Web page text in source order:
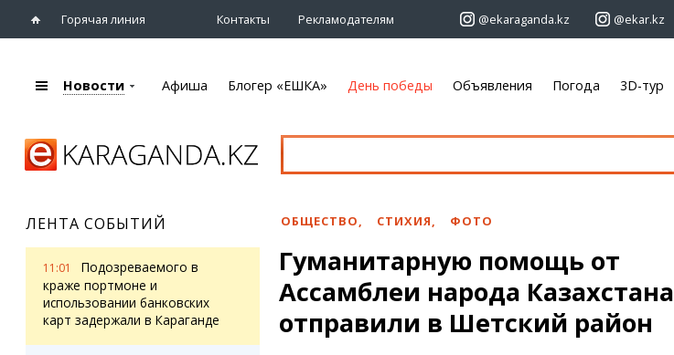
Горячая линия Контакты Рекламодателям @ekaraganda.kz @ekar.kz
Караганды
eTV
Рассылка новостей
Персоны
Интервью
Афиша
Театры
Спорт
Выставки
Цирк и зоопарк
Объявления
Автомобили
Услуги
Электроника
Мебель
Новости Афиша Блогер «ЕШКА» День победы Объявления Погода 3D-тур
ЛЕНТА СОБЫТИЙ
11:01
Подозреваемого в
краже портмоне и
использовании банковских
карт задержали в Караганде
ОБЩЕСТВО, СТИХИЯ, ФОТО
Гуманитарную помощь от
Ассамблеи народа Казахстана
отправили в Шетский район